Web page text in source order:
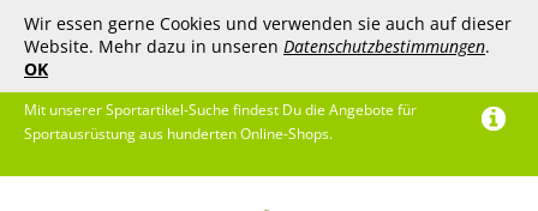
Wir essen gerne Cookies und verwenden sie auch auf dieser
Website. Mehr dazu in unseren Datenschutzbestimmungen.
OK
Mit unserer Sportartikel-Suche findest Du die Angebote für
Sportausrüstung aus hunderten Online-Shops.